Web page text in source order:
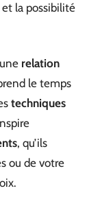
la possibilité
relation
le temps
techniques
, qu’ils
ou de votre